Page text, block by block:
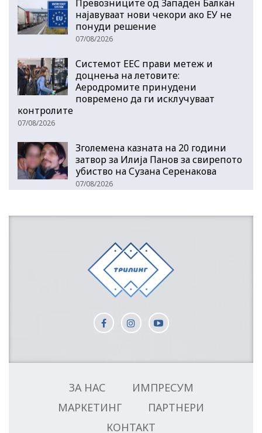
Превозниците од Западен Балкан
најавуваат нови чекори ако ЕУ не
понуди решение
07/08/2026
Системот ЕЕС прави метеж и
доцнења на летовите:
Аеродромите принудени
повремено да ги исклучуваат
контролите
07/08/2026
Зголемена казната на 20 години
затвор за Илија Панов за свирепото
убиство на Сузана Серенакова
07/08/2026
ЗА НАС
ИМПРЕСУМ
МАРКЕТИНГ
ПАРТНЕРИ
КОНТАКТ